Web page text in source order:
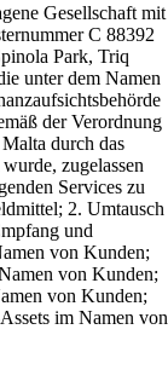
Gesellschaft mit
C 88392
Park, Triq
unter dem Namen
der Verordnung
durch das
zugelassen
Services zu
2. Umtausch
und
von Kunden;
von Kunden;
von Kunden;
im Namen von